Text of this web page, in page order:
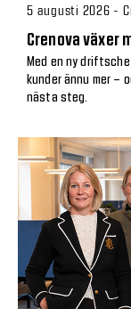
5 augusti 2026 -
Crenova växer
Med en ny
kunder ännu mer –
nästa steg.